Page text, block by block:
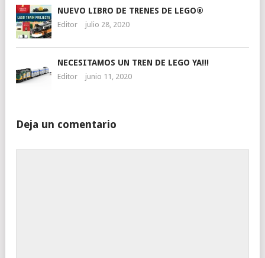
NUEVO LIBRO DE TRENES DE LEGO®
Editor julio 28, 2020
NECESITAMOS UN TREN DE LEGO YA!!!
Editor junio 11, 2020
Deja un comentario